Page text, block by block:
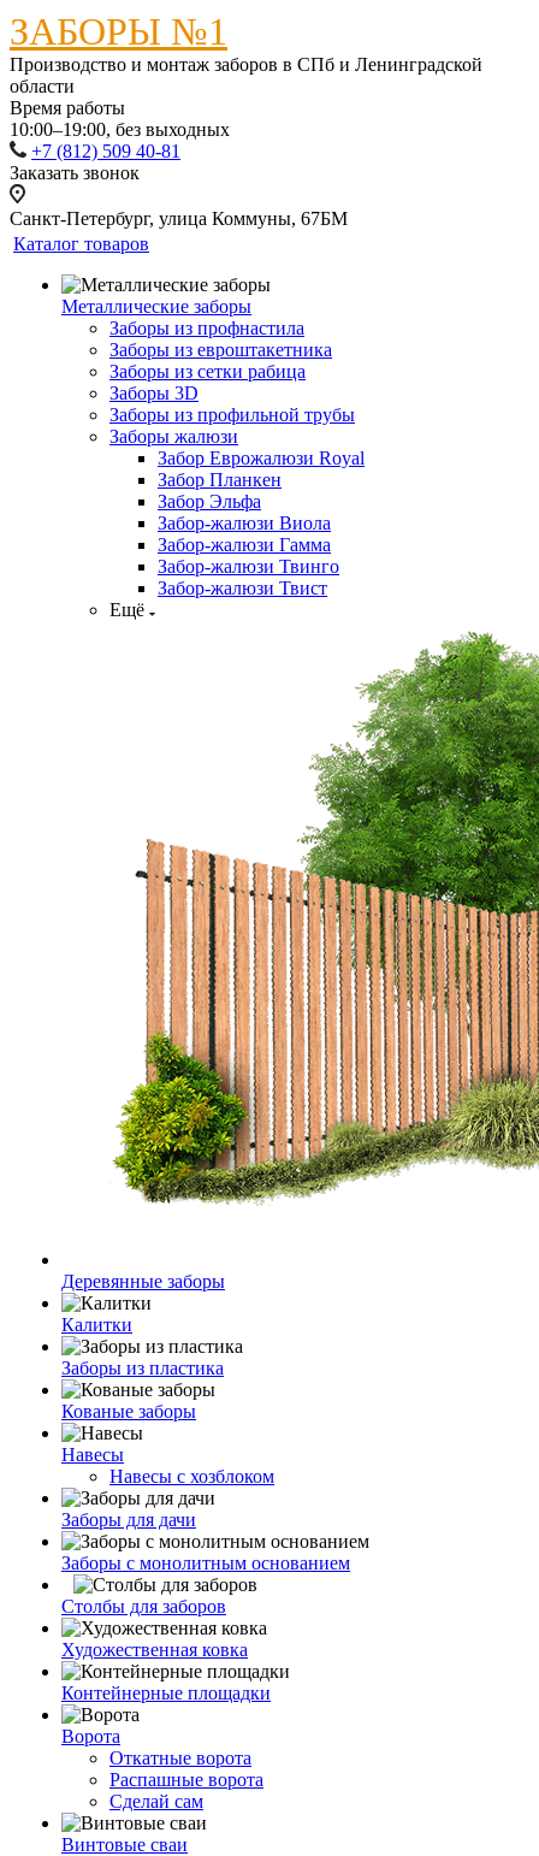
ЗАБОРЫ №1
Производство и монтаж заборов в СПб и Ленинградской
области
Время работы
10:00–19:00, без выходных
+7 (812) 509 40-81
Заказать звонок
Санкт-Петербург, улица Коммуны, 67БМ
Каталог товаров
Металлические заборы
Заборы из профнастила
Заборы из евроштакетника
Заборы из сетки рабица
Заборы 3D
Заборы из профильной трубы
Заборы жалюзи
Забор Еврожалюзи Royal
Забор Планкен
Забор Эльфа
Забор-жалюзи Виола
Забор-жалюзи Гамма
Забор-жалюзи Твинго
Забор-жалюзи Твист
Ещё
Деревянные заборы
Калитки
Заборы из пластика
Кованые заборы
Навесы
Навесы с хозблоком
Заборы для дачи
Заборы с монолитным основанием
Столбы для заборов
Художественная ковка
Контейнерные площадки
Ворота
Откатные ворота
Распашные ворота
Сделай сам
Винтовые сваи